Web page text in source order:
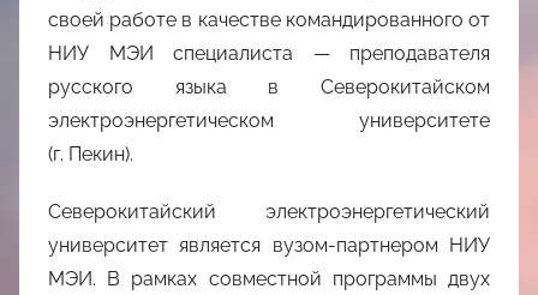
своей работе в качестве командированного от
НИУ МЭИ специалиста — преподавателя
русского языка в Северокитайском
электроэнергетическом университете
(г. Пекин).
Северокитайский электроэнергетический
университет является вузом-партнером НИУ
МЭИ. В рамках совместной программы двух